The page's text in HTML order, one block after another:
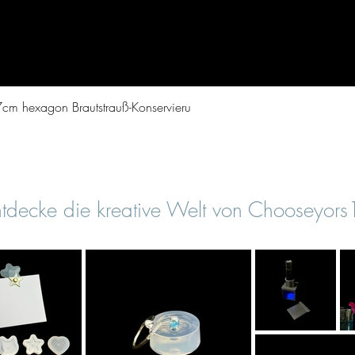
Schnellansicht
hexagon Brautstrauß-Konservieru
die kreative Welt von